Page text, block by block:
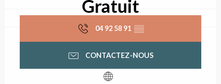
Gratuit
04 92 58 91 ▒▒
CONTACTEZ-NOUS